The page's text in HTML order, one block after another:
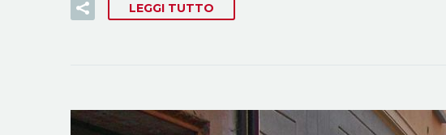
LEGGI TUTTO